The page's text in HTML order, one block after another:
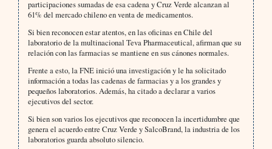
participaciones sumadas de esa cadena y Cruz Verde alcanzan al
61% del mercado chileno en venta de medicamentos.
Si bien reconocen estar atentos, en las oficinas en Chile del
laboratorio de la multinacional Teva Pharmaceutical, afirman que su
relación con las farmacias se mantiene en sus cánones normales.
Frente a esto, la FNE inició una investigación y le ha solicitado
información a todas las cadenas de farmacias y a los grandes y
pequeños laboratorios. Además, ha citado a declarar a varios
ejecutivos del sector.
Si bien son varios los ejecutivos que reconocen la incertidumbre que
genera el acuerdo entre Cruz Verde y SalcoBrand, la industria de los
laboratorios guarda absoluto silencio.